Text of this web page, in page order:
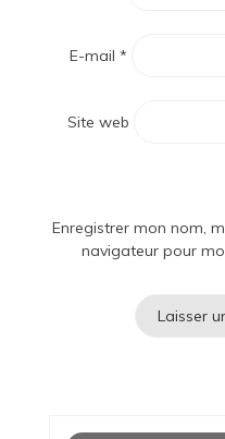
E-mail *
Site web
Enregistrer mon nom,
navigateur pour